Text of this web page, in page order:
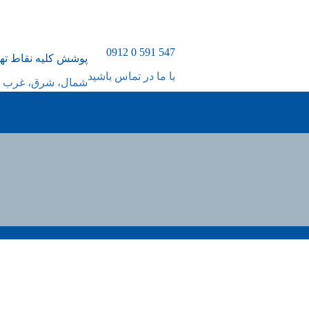
547 591 0 0912
با ما در تماس باشید
پوشش کلیه نقاط
شمال، شرق، غرب